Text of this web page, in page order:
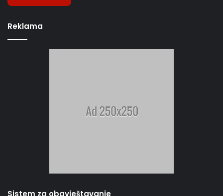
Reklama
Sistem za obavještavanje